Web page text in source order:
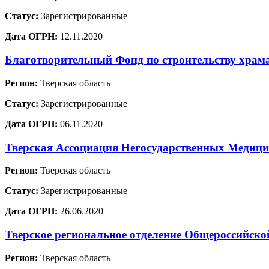
Статус: Зарегистрированные
Дата ОГРН: 12.11.2020
Благотворительный Фонд по строительству
Регион: Тверская область
Статус: Зарегистрированные
Дата ОГРН: 06.11.2020
Тверская Ассоциация Негосударственных
Регион: Тверская область
Статус: Зарегистрированные
Дата ОГРН: 26.06.2020
Тверское региональное отделение
Регион: Тверская область